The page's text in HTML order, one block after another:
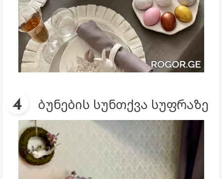
ბუნების სუნთქვა სუფრაზე